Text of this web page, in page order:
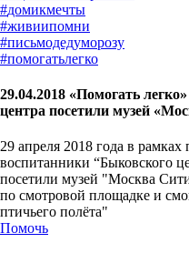
#домикмечты
#живиипомни
#письмодедуморозу
#помогатьлегко
29.04.2018 «Помогать
центра посетили музей
29 апреля 2018 года в
воспитанники “Быковского
посетили музей "Москва
по смотровой площадке и
птичьего полёта"
Помочь